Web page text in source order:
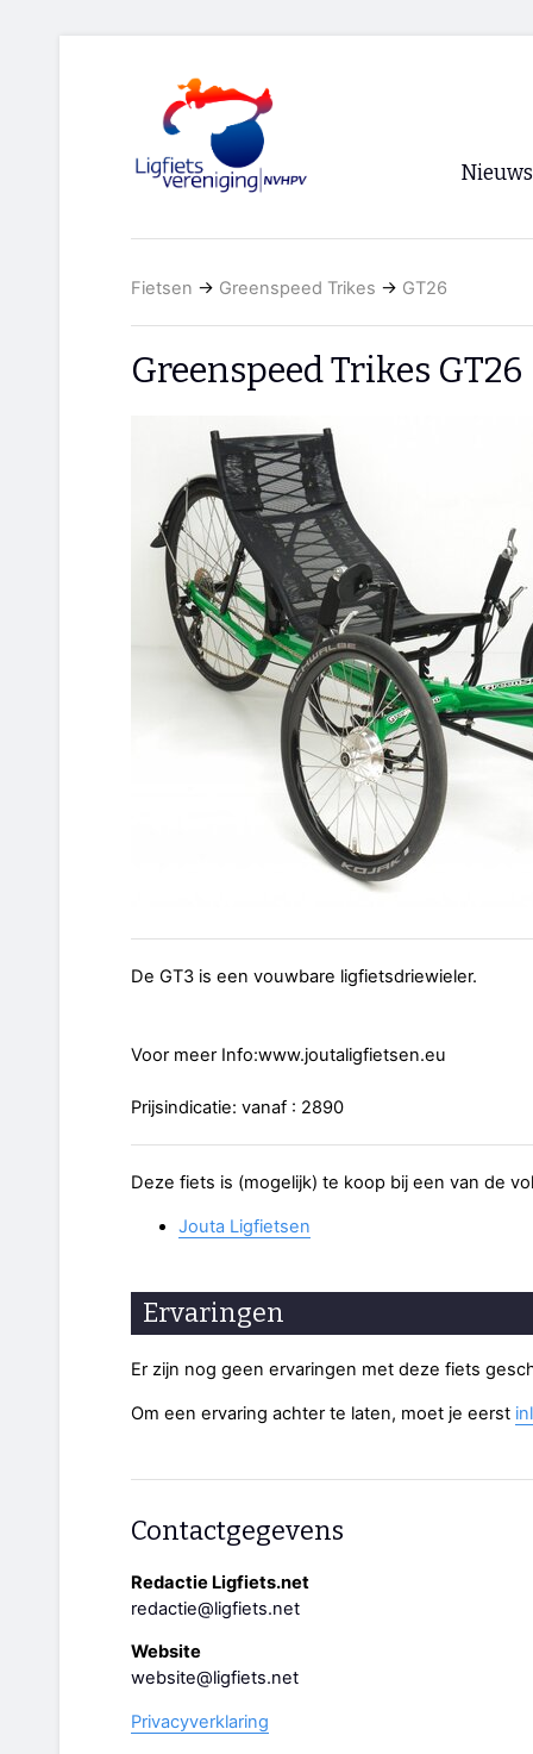
Nieuws
RSS
Fietsen → Greenspeed Trikes → GT26
Greenspeed Trikes GT26
De GT3 is een vouwbare ligfietsdriewieler.
Voor meer Info:www.joutaligfietsen.eu
Prijsindicatie: vanaf : 2890
Deze fiets is (mogelijk) te koop bij een van de
Jouta Ligfietsen
Ervaringen
Er zijn nog geen ervaringen met deze fiets
Om een ervaring achter te laten, moet je eerst
Contactgegevens
Redactie Ligfiets.net
redactie@ligfiets.net
Website
website@ligfiets.net
Privacyverklaring